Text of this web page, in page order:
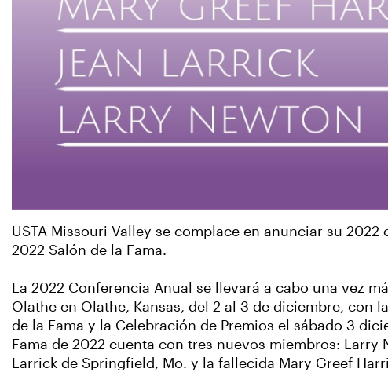
USTA Missouri Valley se complace en anunciar su
2022 Salón de la Fama.
La 2022 Conferencia Anual se llevará a cabo una vez
Olathe en Olathe, Kansas, del 2 al 3 de diciembre, con
de la Fama y la Celebración de Premios el sábado 3
Fama de 2022 cuenta con tres nuevos miembros: Larry
Larrick de Springfield, Mo. y la fallecida Mary Greef